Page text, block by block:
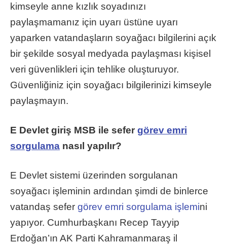
kimseyle anne kızlık soyadınızı
paylaşmamanız için uyarı üstüne uyarı
yaparken vatandaşların soyağacı bilgilerini açık
bir şekilde sosyal medyada paylaşması kişisel
veri güvenlikleri için tehlike oluşturuyor.
Güvenliğiniz için soyağacı bilgilerinizi kimseyle
paylaşmayın.
E Devlet giriş MSB ile sefer görev emri
sorgulama nasıl yapılır?
E Devlet sistemi üzerinden sorgulanan
soyağacı işleminin ardından şimdi de binlerce
vatandaş sefer görev emri sorgulama işlemini
yapıyor. Cumhurbaşkanı Recep Tayyip
Erdoğan’ın AK Parti Kahramanmaraş il